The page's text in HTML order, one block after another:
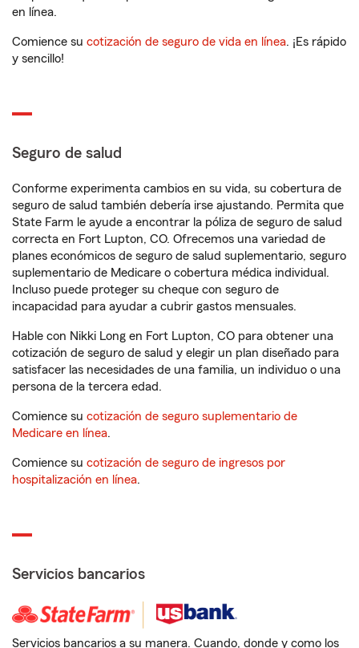
en línea.
Comience su cotización de seguro de vida en línea. ¡Es rápido
y sencillo!
Seguro de salud
Conforme experimenta cambios en su vida, su cobertura de
seguro de salud también debería irse ajustando. Permita que
State Farm le ayude a encontrar la póliza de seguro de salud
correcta en Fort Lupton, CO. Ofrecemos una variedad de
planes económicos de seguro de salud suplementario, seguro
suplementario de Medicare o cobertura médica individual.
Incluso puede proteger su cheque con seguro de
incapacidad para ayudar a cubrir gastos mensuales.
Hable con Nikki Long en Fort Lupton, CO para obtener una
cotización de seguro de salud y elegir un plan diseñado para
satisfacer las necesidades de una familia, un individuo o una
persona de la tercera edad.
Comience su cotización de seguro suplementario de
Medicare en línea.
Comience su cotización de seguro de ingresos por
hospitalización en línea.
Servicios bancarios
Servicios bancarios a su manera. Cuando, donde y como los